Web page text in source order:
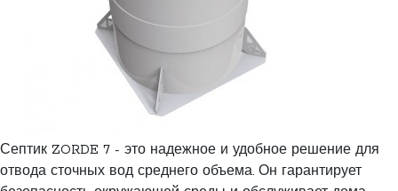
Септик ZORDE 7 - это надежное и удобное решение для
отвода сточных вод среднего объема. Он гарантирует